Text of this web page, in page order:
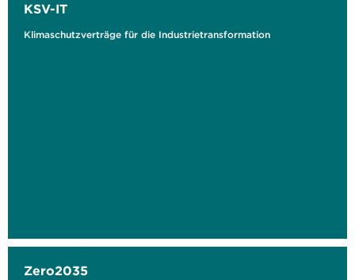
KSV-IT
Klimaschutzverträge für die Industrietransformation
Zero2035